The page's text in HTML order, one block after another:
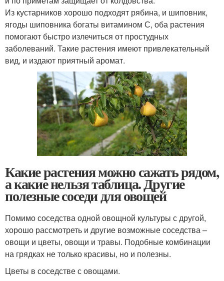
Из кустарников хорошо подходят рябина, и шиповник,
ягоды шиповника богаты витамином С, оба растения
помогают быстро излечиться от простудных
заболеваний. Такие растения имеют привлекательный
вид, и издают приятный аромат.
Какие растения можно сажать рядом,
а какие нельзя таблица. Другие
полезные соседи для овощей
Помимо соседства одной овощной культуры с другой,
хорошо рассмотреть и другие возможные соседства –
овощи и цветы, овощи и травы. Подобные комбинации
на грядках не только красивы, но и полезны.
Цветы в соседстве с овощами.